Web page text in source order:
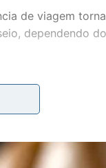
de viagem
dependendo